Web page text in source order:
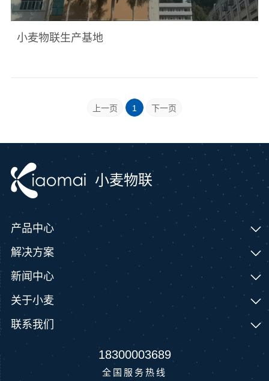
小麦物联生产基地
上一页 1 下一页
小麦物联
产品中心
解决方案
新闻中心
关于小麦
联系我们
18300003689
全国服务热线